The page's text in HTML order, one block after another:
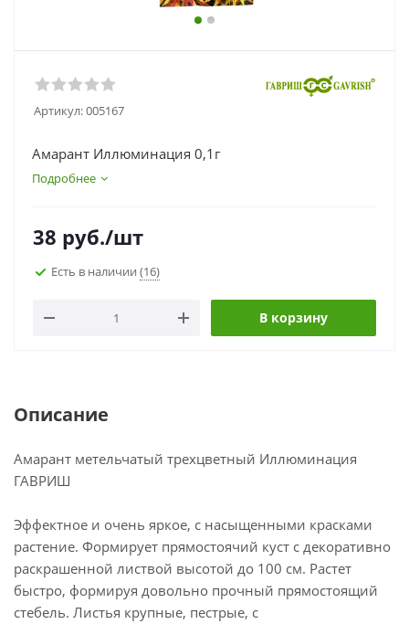
Артикул:005167
Амарант Иллюминация 0,1г
Подробнее
38 руб./шт
Есть в наличии (16)
В корзину
Описание
Амарант метельчатый трехцветный Иллюминация
ГАВРИШ
Эффектное и очень яркое, с насыщенными красками
растение. Формирует прямостоячий куст с декоративно
раскрашенной листвой высотой до 100 см. Растет
быстро, формируя довольно прочный прямостоящий
стебель. Листья крупные, пестрые, с